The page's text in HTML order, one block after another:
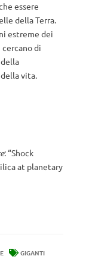
essere
della Terra.
estreme dei
di
vita.
: “Shock
at planetary
GIGANTI